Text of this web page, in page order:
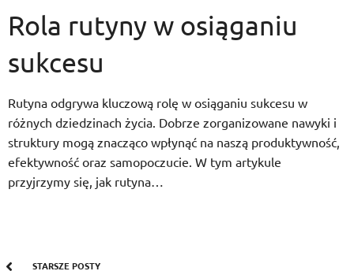
Rola rutyny w osiąganiu
sukcesu
Rutyna odgrywa kluczową rolę w osiąganiu sukcesu w
różnych dziedzinach życia. Dobrze zorganizowane nawyki i
struktury mogą znacząco wpłynąć na naszą produktywność,
efektywność oraz samopoczucie. W tym artykule
przyjrzymy się, jak rutyna…
STARSZE POSTY